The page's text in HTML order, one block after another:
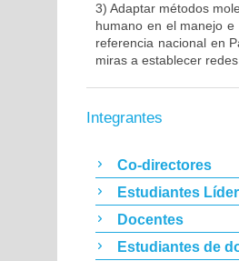
3) Adaptar métodos
humano en el manejo
referencia nacional en
miras a establecer
Integrantes
Co-directores
Estudiantes
Docentes
Estudiantes de